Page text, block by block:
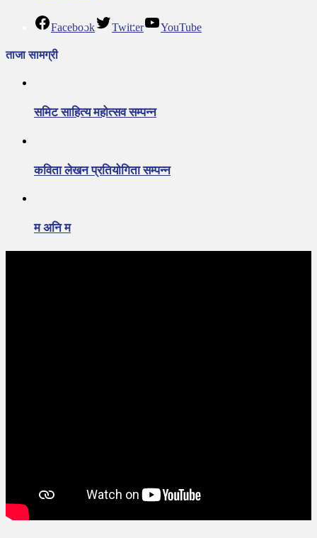
Facebook Twitter YouTube
ताजा सामग्री
समिट साहित्य महोत्सव सम्पन्न
कविता लेखन प्रतियोगिता सम्पन्न
म अनि म